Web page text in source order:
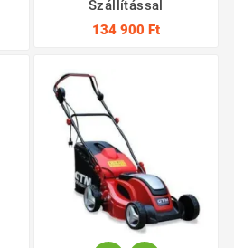
Szállítással
134 900 Ft